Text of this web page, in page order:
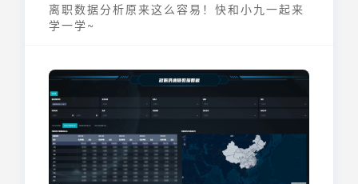
离职数据分析原来这么容易！快和小九一起来
学一学~